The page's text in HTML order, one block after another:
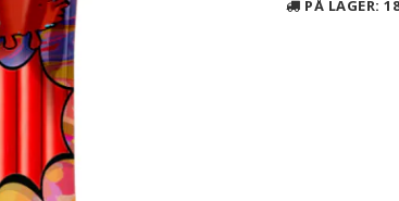
PÅ LAGER: 18